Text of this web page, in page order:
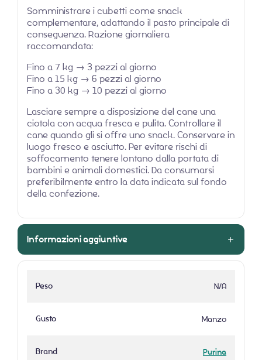
Somministrare i cubetti come snack
complementare, adattando il pasto principale di
conseguenza. Razione giornaliera
raccomandata:
Fino a 7 kg → 3 pezzi al giorno
Fino a 15 kg → 6 pezzi al giorno
Fino a 30 kg → 10 pezzi al giorno
Lasciare sempre a disposizione del cane una
ciotola con acqua fresca e pulita. Controllare il
cane quando gli si offre uno snack. Conservare in
luogo fresco e asciutto. Per evitare rischi di
soffocamento tenere lontano dalla portata di
bambini e animali domestici. Da consumarsi
preferibilmente entro la data indicata sul fondo
della confezione.
Informazioni aggiuntive
Peso N/A
Gusto Manzo
Brand Purina